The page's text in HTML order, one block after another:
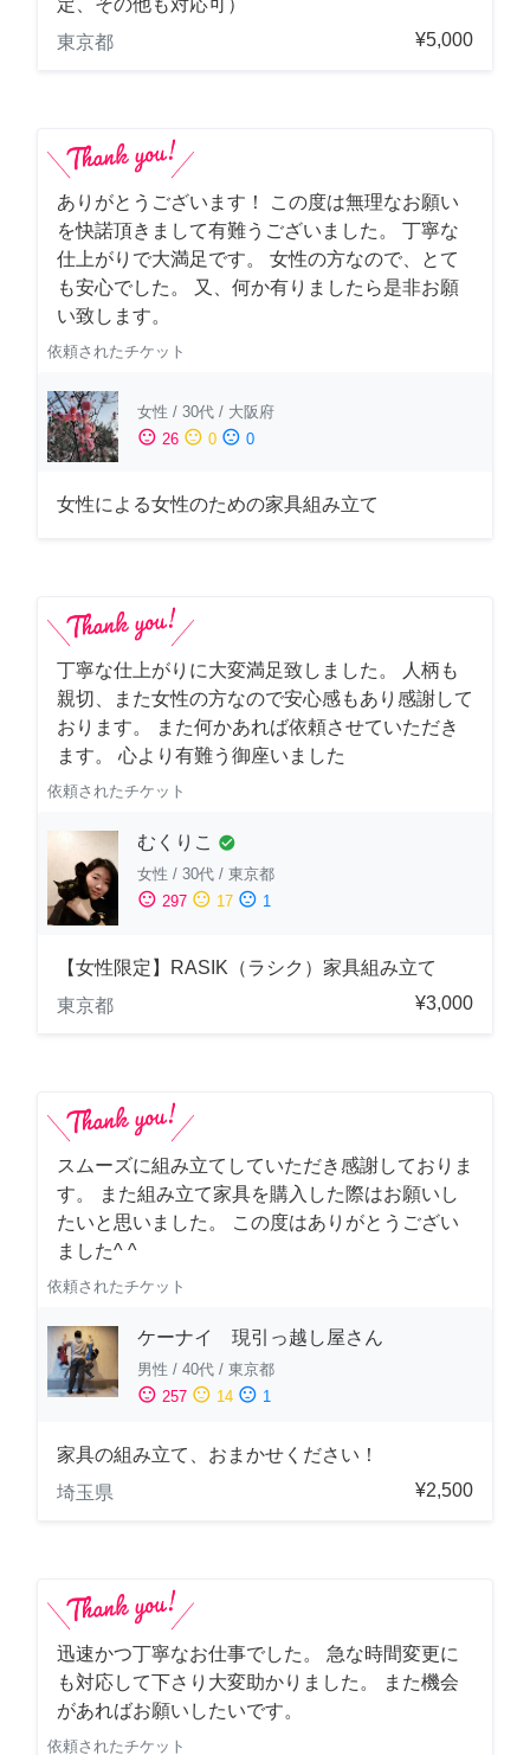
定、その他も対応可）
東京都
¥5,000
ありがとうございます！ この度は無理なお願い
を快諾頂きまして有難うございました。 丁寧な
仕上がりで大満足です。 女性の方なので、とて
も安心でした。 又、何か有りましたら是非お願
い致します。
依頼されたチケット
女性 / 30代 / 大阪府
sentiment_satisfied 26 sentiment_neutral 0 sentiment_dissatisfied 0
女性による女性のための家具組み立て
丁寧な仕上がりに大変満足致しました。 人柄も
親切、また女性の方なので安心感もあり感謝して
おります。 また何かあれば依頼させていただき
ます。 心より有難う御座いました
依頼されたチケット
むくりこ check_circle
女性 / 30代 / 東京都
sentiment_satisfied 297 sentiment_neutral 17 sentiment_dissatisfied 1
【女性限定】RASIK（ラシク）家具組み立て
東京都
¥3,000
スムーズに組み立てしていただき感謝しておりま
す。 また組み立て家具を購入した際はお願いし
たいと思いました。 この度はありがとうござい
ました^ ^
依頼されたチケット
ケーナイ 現引っ越し屋さん
男性 / 40代 / 東京都
sentiment_satisfied 257 sentiment_neutral 14 sentiment_dissatisfied 1
家具の組み立て、おまかせください！
埼玉県
¥2,500
迅速かつ丁寧なお仕事でした。 急な時間変更に
も対応して下さり大変助かりました。 また機会
があればお願いしたいです。
依頼されたチケット